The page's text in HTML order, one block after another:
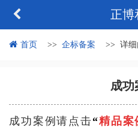
正博
首页 企标备案 详
成功
成功案例请点击“精品案